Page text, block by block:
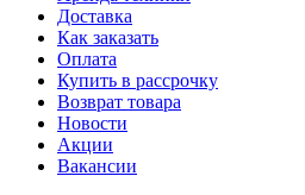
Доставка
Как заказать
Оплата
Купить в рассрочку
Возврат товара
Новости
Акции
Вакансии